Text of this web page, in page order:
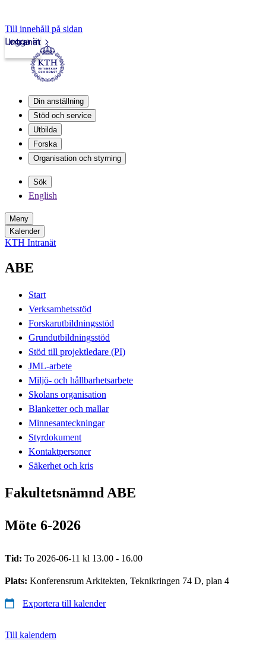
Till innehåll på sidan
Intranät
Logga in
Din anställning
Stöd och service
Utbilda
Forska
Organisation och styrning
Sök
English
Meny
Kalender
KTH Intranät
ABE
Start
Verksamhetsstöd
Forskarutbildningsstöd
Grundutbildningsstöd
Stöd till projektledare (PI)
JML-arbete
Miljö- och hållbarhetsarbete
Skolans organisation
Blanketter och mallar
Minnesanteckningar
Styrdokument
Kontaktpersoner
Säkerhet och kris
Fakultetsnämnd ABE
Möte 6-2026
Tid: To 2026-06-11 kl 13.00 - 16.00
Plats: Konferensrum Arkitekten, Teknikringen 74 D, plan 4
Exportera till kalender
Till kalendern